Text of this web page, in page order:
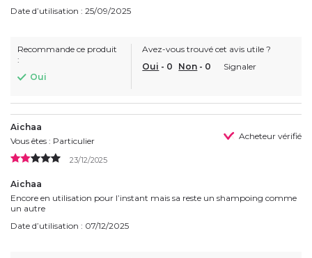
Date d’utilisation : 25/09/2025
Recommande ce produit
:
Oui
Avez-vous trouvé cet avis utile ?
Oui - 0 Non - 0 Signaler
Aichaa
Vous êtes : Particulier
Acheteur vérifié
23/12/2025
Aichaa
Encore en utilisation pour l’instant mais sa reste un shampoing comme
un autre
Date d’utilisation : 07/12/2025